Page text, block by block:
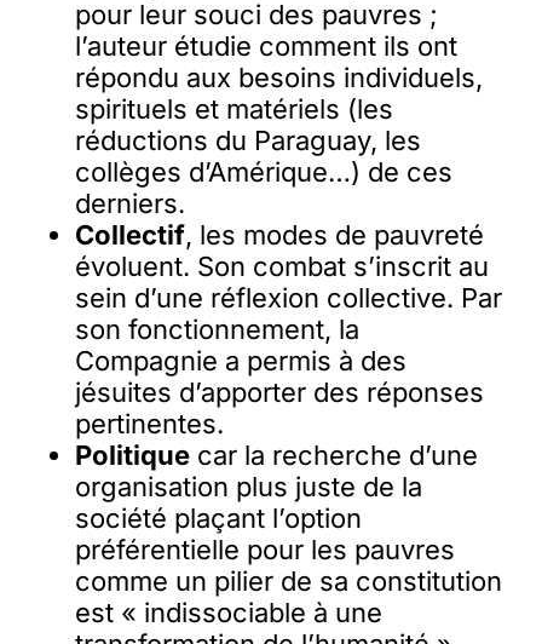
pour leur souci des pauvres ;
l’auteur étudie comment ils ont
répondu aux besoins individuels,
spirituels et matériels (les
réductions du Paraguay, les
collèges d’Amérique…) de ces
derniers.
Collectif, les modes de pauvreté
évoluent. Son combat s’inscrit au
sein d’une réflexion collective. Par
son fonctionnement, la
Compagnie a permis à des
jésuites d’apporter des réponses
pertinentes.
Politiquecar la recherche d’une
organisation plus juste de la
société plaçant l’option
préférentielle pour les pauvres
comme un pilier de sa constitution
est « indissociable à une